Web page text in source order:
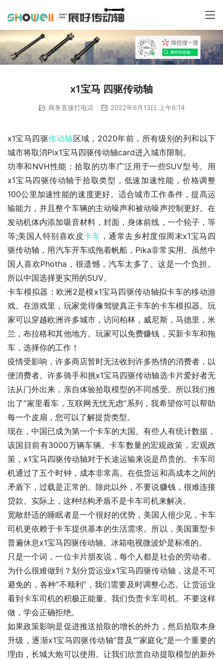
x1宝马 四驱传动轴
商务直接打电话 2022年6月13日 上午6:14
x1宝马四驱传动轴区域，2020年前，所有级别的列和以下
城市将取消Pix1宝马四驱传动轴card进入城市限制。
功率和NVH性能：拾取的功率广泛用于一些SUV型号。用
x1宝马四驱传动轴于拾取类型，低速加速性能，价格调整
100公里加速性能的速度更好。适合城市工作条件，提高运
输能力，并且整个车辆的主动噪声和被动噪声控制更好。在
发动机体内添加吸音材料，封面，身体前线，一个轮子，等
等;美国人特别喜欢皮卡车 ，通常去乡村度假周末x1宝马四
驱传动轴，用汽车开车或拖着帆船，Pika非常实用。虽然中
国人喜欢Photha，很遗憾，汽车太多了。这是一个负担。
所以中国选择更实用的SUV。
卡车模拟器：欧洲2是模x1宝马四驱传动轴拟卡车的移动游
戏。在游戏里，玩家觉得像驾驶真正卡车的卡车模拟器。玩
家可以穿越欧洲许多城市，访问柏林，威尼斯，马德里，米
兰，布拉格和其他地方。玩家可以免费赚钱，买新卡车和拖
车，选择你的工作！
疫情受影响，许多商店暂时无法收到许多热情的消费者，以
便消费者。许多骑手和挑x1宝马四驱传动轴选卡片爱好者无
法从门外出来，亲自体验拾取模型的不同感受。所以我们推
出了“家里看车，互联网无忧无虑“系列，我希望你可以帮助
每一个皮扇，您可以了解提货类型。
现在，中国已成为第一个卡车的大国。有些人有统计数据，
该国目前有3000万辆车辆。卡车数量的宏观政策，宏观政
策，x1宝马四驱传动轴对于长途运输来说是昂贵的。卡车司
机通过了五个时钟，成本非常高。在低货运和高成本之间的
矛盾下，过载是正常的。除此以外，不要说赚钱，很难连接
贷款。实际上，这种结构矛盾不是卡车司机来解决。
宽敞舒适的睡眠者是一个很好的优势，美国人很少见，卡车
司机更依赖于卡车提供基本的生活需求。所以，美国重型卡
普遍休息x1宝马四驱传动轴。冰箱电视微波炉是标准的。
只是一个词，一位卡片朋友说，每个人都是社会的劳动者。
为什么很难做到？划分货运业x1宝马四驱传动轴，这是不可
避免的，各种“不顺利”，我们需要及时调整心态。让货运业
看到卡车司机的积极正能量。我们负责卡车司机。不要这样
做，学会正确拒绝。
如果政策影响是促进推送拾取的增长的外力，然后拾取本身
升级，逐渐x1宝马四驱传动轴“普及”“家庭化”是一个重要的
理由，长城大炮可以使用。让我们欣赏自动提取模型的新外